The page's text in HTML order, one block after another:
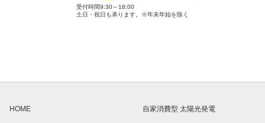
受付時間9:30～18:00
土日・祝日も承ります。※年末年始を除く
HOME 自家消費型 太陽光発電